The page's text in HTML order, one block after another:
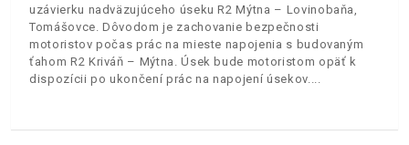
uzávierku nadväzujúceho úseku R2 Mýtna – Lovinobaňa,
Tomášovce. Dôvodom je zachovanie bezpečnosti
motoristov počas prác na mieste napojenia s budovaným
ťahom R2 Kriváň – Mýtna. Úsek bude motoristom opäť k
dispozícii po ukončení prác na napojení úsekov.